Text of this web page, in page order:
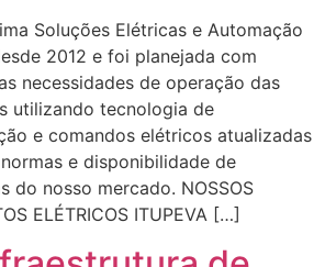
Soluções Elétricas e Automação
2012 e foi planejada com
necessidades de operação das
utilizando tecnologia de
e comandos elétricos atualizadas
e disponibilidade de
do nosso mercado. NOSSOS
ELÉTRICOS ITUPEVA […]